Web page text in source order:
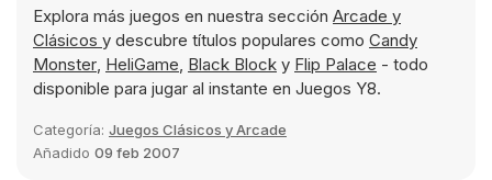
Explora más juegos en nuestra sección Arcade y
Clásicos y descubre títulos populares como Candy
Monster, HeliGame, Black Block y Flip Palace - todo
disponible para jugar al instante en Juegos Y8.
Categoría: Juegos Clásicos y Arcade
Añadido 09 feb 2007